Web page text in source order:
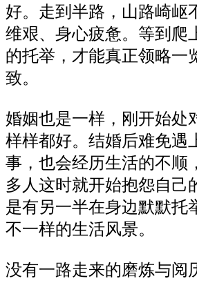
好。走到半路，山路崎岖
维艰、身心疲惫。等到爬
的托举，才能真正领略一
致。
婚姻也是一样 ，刚开始处
样样都好。结婚后难免遇
事，也会经历生活的不顺
多人这时就开始抱怨自己
是有另一半在身边默默托
不一样的生活风景。
没有一路走来的磨炼与阅